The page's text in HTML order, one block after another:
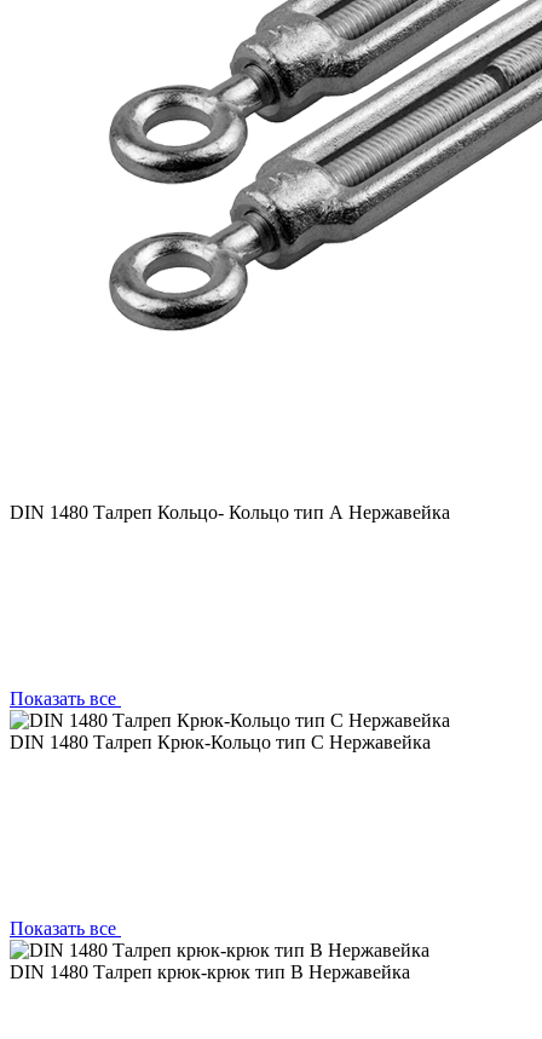
DIN 1480 Талреп Кольцо- Кольцо тип А Нержавейка
Показать все
DIN 1480 Талреп Крюк-Кольцо тип С Нержавейка
Показать все
DIN 1480 Талреп крюк-крюк тип В Нержавейка